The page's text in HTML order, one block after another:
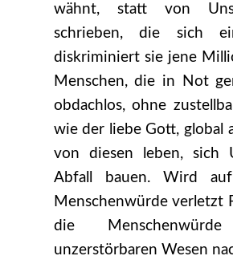
wähnt, statt von
schrieben, die sich
diskriminiert sie jene
Menschen, die in Not
obdachlos, ohne
wie der liebe Gott, global
von diesen leben, sich
Abfall bauen. Wird
Menschenwürde verletzt
die
unzerstörbaren Wesen